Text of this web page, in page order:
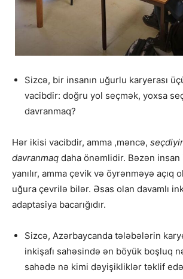
Sizcə, bir insanın uğurlu karyerası
vacibdir: doğru yol seçmək, yoxsa
davranmaq?
Hər ikisi vacibdir, amma ,məncə,
davranmaq daha önəmlidir. Bəzən
yanılır, amma çevik və öyrənməyə açıq
uğura çevrilə bilər. Əsas olan davamlı
adaptasiya bacarığıdır.
Sizcə, Azərbaycanda tələbələrin
inkişafı sahəsində ən böyük boşluq
sahədə nə kimi dəyişikliklər təklif